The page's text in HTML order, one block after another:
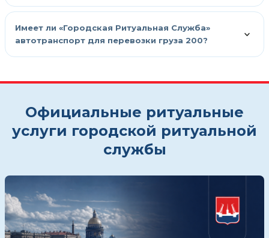
Имеет ли «Городская Ритуальная Служба»
автотранспорт для перевозки груза 200?
Официальные ритуальные
услуги городской ритуальной
службы